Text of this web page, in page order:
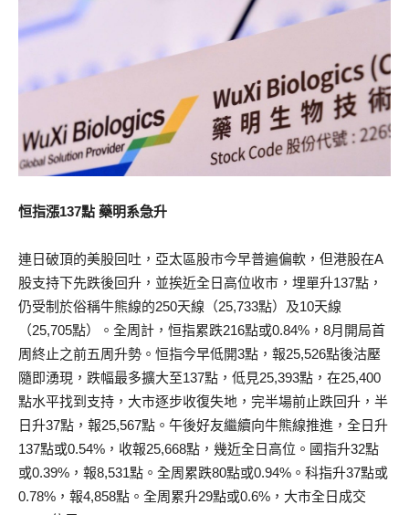
恒指漲137點 藥明系急升
連日破頂的美股回吐，亞太區股市今早普遍偏軟，但港股在A
股支持下先跌後回升，並挨近全日高位收市，埋單升137點，
仍受制於俗稱牛熊線的250天線（25,733點）及10天線
（25,705點）。全周計，恒指累跌216點或0.84%，8月開局首
周終止之前五周升勢。恒指今早低開3點，報25,526點後沽壓
隨即湧現，跌幅最多擴大至137點，低見25,393點，在25,400
點水平找到支持，大市逐步收復失地，完半場前止跌回升，半
日升37點，報25,567點。午後好友繼續向牛熊線推進，全日升
137點或0.54%，收報25,668點，幾近全日高位。國指升32點
或0.39%，報8,531點。全周累跌80點或0.94%。科指升37點或
0.78%，報4,858點。全周累升29點或0.6%，大市全日成交